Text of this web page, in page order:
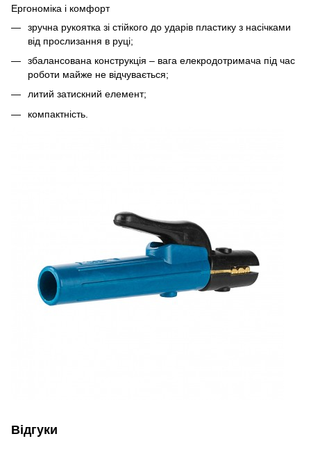
Ергономіка і комфорт
зручна рукоятка зі стійкого до ударів пластику з насічками
від прослизання в руці;
збалансована конструкція – вага елекродотримача під час
роботи майже не відчувається;
литий затискний елемент;
компактність.
Відгуки